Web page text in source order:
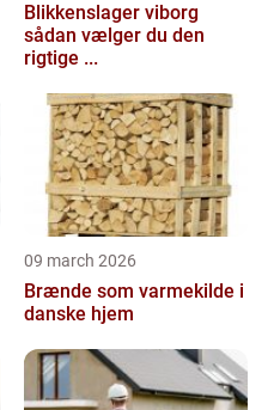
Blikkenslager viborg
sådan vælger du den
rigtige ...
09 march 2026
Brænde som varmekilde i
danske hjem